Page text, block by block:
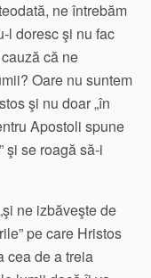
ne întrebăm
l doresc şi nu fac
că ne
Oare nu suntem
şi nu doar „în
Apostoli spune
şi se roagă să-i
ne izbăveşte de
pe care Hristos
cea de a treia